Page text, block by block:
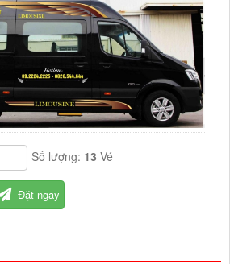
Số lượng: 13 Vé
Đặt ngay